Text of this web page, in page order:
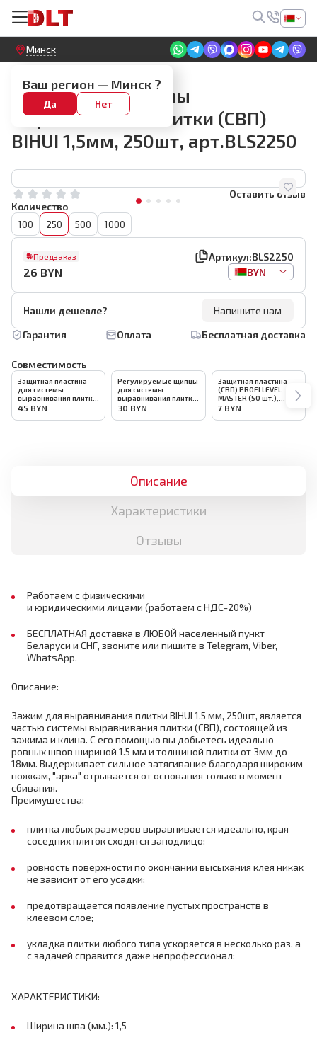
Круглосуточный! Прием заявок на сайте
Минск
Ваш регион — Минск ?
Да Нет
СВП BIHUI
Зажим для системы
выравнивания плитки (СВП)
BIHUI 1,5мм, 250шт, арт.BLS2250
Оставить отзыв
Количество
100
250 500 1000
Предзаказ Артикул:BLS2250
26 BYN BYN
Нашли дешевле?
Напишите нам
Гарантия
Оплата Бесплатная доставка
Совместимость
Защитная пластина
для системы
выравнивания плитки
(СВП) BIHUI 100шт,
45 BYN
Регулируемые щипцы
для системы
выравнивания плитки
(СВП) BIHUI, арт.BLSFP
30 BYN
Защитная пластина
(СВП) PROFI LEVEL
MASTER (50 шт.),
арт.1140
7 BYN
Описание
Характеристики
Отзывы
Работаем с физическими
и юридическими лицами (работаем с НДС-20%)
БЕСПЛАТНАЯ доставка в ЛЮБОЙ населенный пункт
Беларуси и СНГ, звоните или пишите в Telegram, Viber,
WhatsApp.
Описание:
Зажим для выравнивания плитки BIHUI 1.5 мм, 250шт, является
частью системы выравнивания плитки (СВП), состоящей из
зажима и клина. С его помощью вы добьетесь идеально
ровных швов шириной 1.5 мм и толщиной плитки от 3мм до
18мм. Выдерживает сильное затягивание благодаря широким
ножкам, "арка" отрывается от основания только в момент
сбивания.
Преимущества:
плитка любых размеров выравнивается идеально, края
соседних плиток сходятся заподлицо;
ровность поверхности по окончании высыхания клея никак
не зависит от его усадки;
предотвращается появление пустых пространств в
клеевом слое;
укладка плитки любого типа ускоряется в несколько раз, а
с задачей справится даже непрофессионал;
ХАРАКТЕРИСТИКИ:
Ширина шва (мм.): 1,5